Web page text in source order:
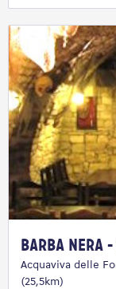
Barba Nera
Acquaviva delle
(25,5km)